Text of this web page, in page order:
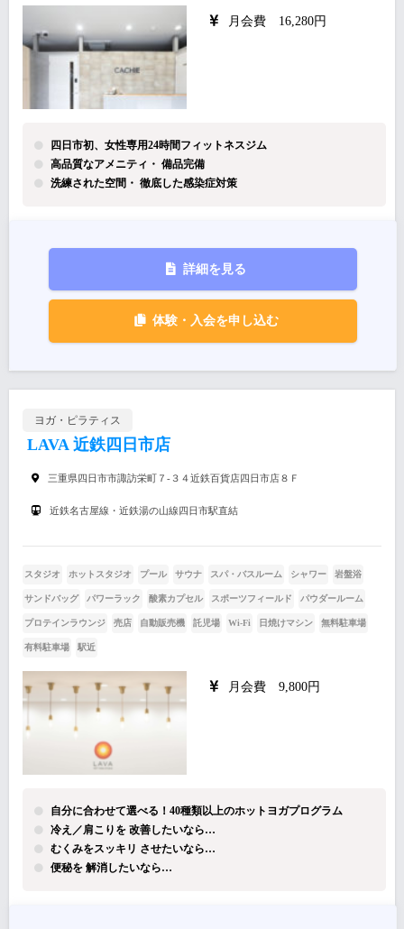
月会費 16,280円
四日市初、女性専用24時間フィットネスジム
高品質なアメニティ・ 備品完備
洗練された空間・ 徹底した感染症対策
詳細を見る
体験・入会を申し込む
ヨガ・ピラティス
LAVA 近鉄四日市店
三重県四日市市諏訪栄町７-３４近鉄百貨店四日市店８Ｆ
近鉄名古屋線・近鉄湯の山線四日市駅直結
スタジオ ホットスタジオ プール サウナ スパ・バスルーム シャワー 岩盤浴
サンドバッグ パワーラック 酸素カプセル スポーツフィールド パウダールーム
プロテインラウンジ 売店 自動販売機 託児場 Wi-Fi 日焼けマシン 無料駐車場
有料駐車場 駅近
月会費 9,800円
自分に合わせて選べる！40種類以上のホットヨガプログラム
冷え／肩こりを 改善したいなら…
むくみをスッキリ させたいなら…
便秘を 解消したいなら…